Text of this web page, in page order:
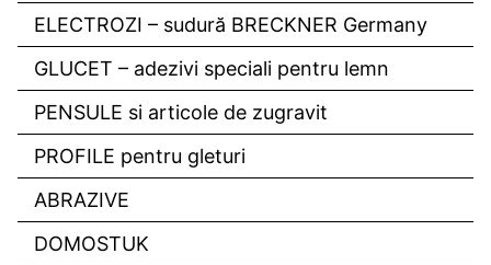
ELECTROZI – sudură BRECKNER Germany
GLUCET – adezivi speciali pentru lemn
PENSULE si articole de zugravit
PROFILE pentru gleturi
ABRAZIVE
DOMOSTUK